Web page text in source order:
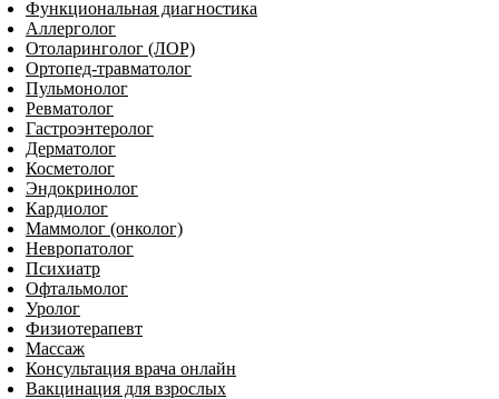
Функциональная диагностика
Аллерголог
Отоларинголог (ЛОР)
Ортопед-травматолог
Пульмонолог
Ревматолог
Гастроэнтеролог
Дерматолог
Косметолог
Эндокринолог
Кардиолог
Маммолог (онколог)
Невропатолог
Пси­хи­атр
Офтальмолог
Уролог
Физиотерапевт
Массаж
Консультация врача онлайн
Вакцинация для взрослых